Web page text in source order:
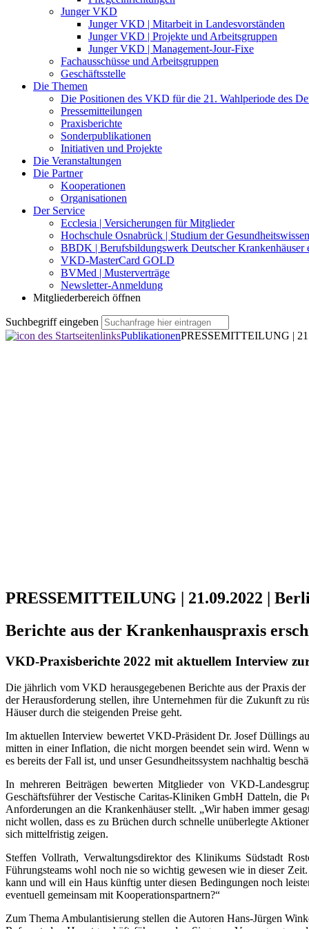
Junger VKD
Junger VKD | Mitarbeit in Landesvorständen
Junger VKD | Projekte und Arbeitsgruppen
Junger VKD | Management-Jour-Fixe
Fachausschüsse und Arbeitsgruppen
Geschäftsstelle
Die Themen
Die Positionen des VKD für die 21. Wahlperiode des
Pressemitteilungen
Praxisberichte
Sonderpublikationen
Initiativen und Projekte
Die Veranstaltungen
Die Partner
Kooperationen
Organisationen
Der Service
Ecclesia | Versicherungen für Mitglieder
Hochschule Osnabrück | Studium der
BBDK | Berufsbildungswerk Deutscher Krankenhäuser
VKD-MasterCard GOLD
BVMed | Musterverträge
Newsletter-Anmeldung
Mitgliederbereich öffnen
Suchbegriff eingeben
PublikationenPRESSEMITTEILUNG |
PRESSEMITTEILUNG | 21.09.2022 |
Berichte aus der Krankenhauspraxis
VKD-Praxisberichte 2022 mit aktuellem Interview
Die jährlich vom VKD herausgegebenen Berichte aus der Praxis
der Herausforderung stellen, ihre Unternehmen für die Zukunft zu
Häuser durch die steigenden Preise geht.
Im aktuellen Interview bewertet VKD-Präsident Dr. Josef Düllings
mitten in einer Inflation, die nicht morgen beendet sein wird. Wenn
es bereits der Fall ist, und unser Gesundheitssystem nachhaltig
In mehreren Beiträgen bewerten Mitglieder von VKD-
Geschäftsführer der Vestische Caritas-Kliniken GmbH Datteln, die
Anforderungen an die Krankenhäuser stellt. „Wir haben immer
nicht wollen, dass es zu Brüchen durch schnelle unüberlegte
sich mittelfristig zeigen.
Steffen Vollrath, Verwaltungsdirektor des Klinikums Südstadt
Führungsteams wohl noch nie so wichtig gewesen wie in dieser
kann und will ein Haus künftig unter diesen Bedingungen noch
eventuell gemeinsam mit Kooperationspartnern?“
Zum Thema Ambulantisierung stellen die Autoren Hans-Jürgen